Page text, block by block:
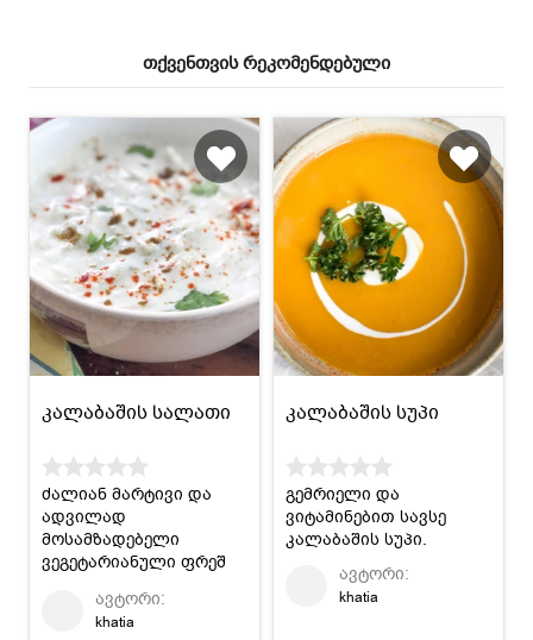
თქვენთვის რეკომენდებული
კალაბაშის სალათი
ძალიან მარტივი და
ადვილად
მოსამზადებელი
ვეგეტარიანული ფრეშ
შეიცავს გლუტენისს.
ავტორი:
khatia
კალაბაშის სუპი
გემრიელი და
ვიტამინებით სავსე
კალაბაშის სუპი.
ავტორი:
khatia